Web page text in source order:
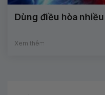
Dùng điều hòa
Xem thêm